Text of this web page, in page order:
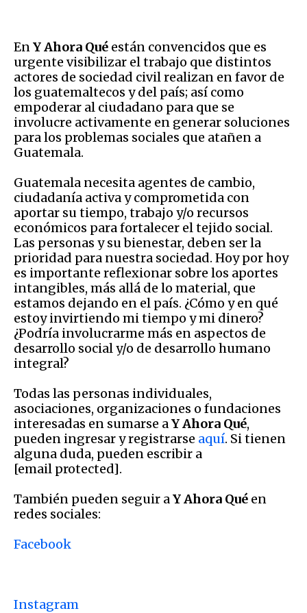
EnY Ahora Qué están convencidos que es
urgente visibilizar el trabajo que distintos
actores de sociedad civil realizan en favor de
los guatemaltecos y del país; así como
empoderar al ciudadano para que se
involucre activamente en generar soluciones
para los problemas sociales que atañen a
Guatemala.
Guatemala necesita agentes de cambio,
ciudadanía activa y comprometida con
aportar su tiempo, trabajo y/o recursos
económicos para fortalecer el tejido social.
Las personas y su bienestar, deben ser la
prioridad para nuestra sociedad. Hoy por hoy
es importante reflexionar sobre los aportes
intangibles, más allá de lo material, que
estamos dejando en el país. ¿Cómo y en qué
estoy invirtiendo mi tiempo y mi dinero?
¿Podría involucrarme más en aspectos de
desarrollo social y/o de desarrollo humano
integral?
Todas las personas individuales,
asociaciones, organizaciones o fundaciones
interesadas en sumarse aY Ahora Qué,
pueden ingresar y registrarse aquí. Si tienen
alguna duda, pueden escribir a
[email protected].
También pueden seguir aY Ahora Qué en
redes sociales:
Facebook
Instagram